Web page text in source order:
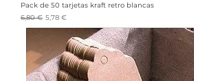
Pack de 50 tarjetas kraft retro blancas
Precio
6,80 € Precio de oferta
5,78 €